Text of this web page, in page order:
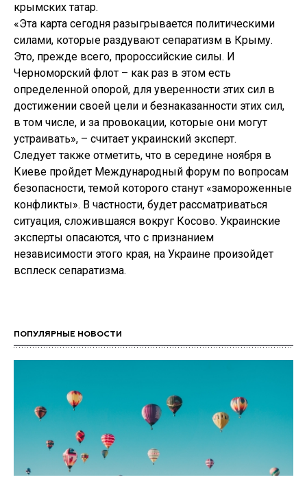
крымских татар.
«Эта карта сегодня разыгрывается политическими
силами, которые раздувают сепаратизм в Крыму.
Это, прежде всего, пророссийские силы. И
Черноморский флот – как раз в этом есть
определенной опорой, для уверенности этих сил в
достижении своей цели и безнаказанности этих сил,
в том числе, и за провокации, которые они могут
устраивать», – считает украинский эксперт.
Следует также отметить, что в середине ноября в
Киеве пройдет Международный форум по вопросам
безопасности, темой которого станут «замороженные
конфликты». В частности, будет рассматриваться
ситуация, сложившаяся вокруг Косово. Украинские
эксперты опасаются, что с признанием
независимости этого края, на Украине произойдет
всплеск сепаратизма.
ПОПУЛЯРНЫЕ НОВОСТИ